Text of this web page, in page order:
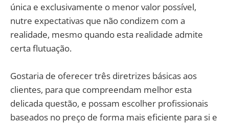
única e exclusivamente o menor valor possível,
nutre expectativas que não condizem com a
realidade, mesmo quando esta realidade admite
certa flutuação.
Gostaria de oferecer três diretrizes básicas aos
clientes, para que compreendam melhor esta
delicada questão, e possam escolher profissionais
baseados no preço de forma mais eficiente para si e